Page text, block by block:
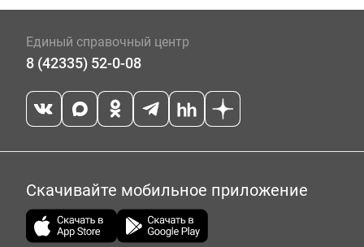
Единый справочный центр
8 (42335) 52-0-08
Скачивайте мобильное приложение